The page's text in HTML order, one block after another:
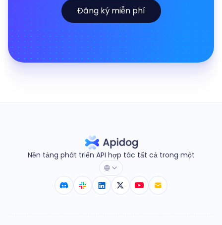
Đăng ký miễn phí
Nền tảng phát triển API hợp tác tất cả trong một